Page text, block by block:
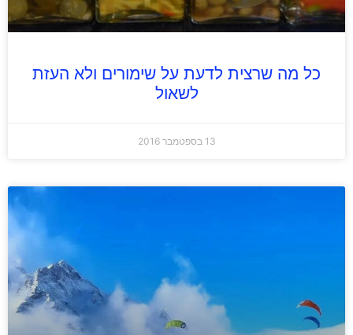
כל מה שרצית לדעת על שימורים ולא העזת
לשאול
13 בספטמבר 2016